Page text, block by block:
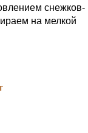
снежков-
на мелкой